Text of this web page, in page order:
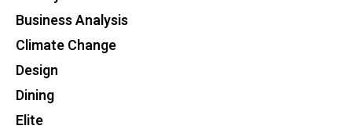
Business Analysis
Climate Change
Design
Dining
Elite